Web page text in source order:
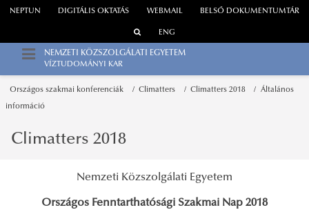
WEBMAIL
NEPTUN DIGITÁLIS OKTATÁS BELSŐ DOKUMENTUMTÁR
ENG
NEMZETI KÖZSZOLGÁLATI EGYETEM
VÍZTUDOMÁNYI KAR
Országos szakmai konferenciák Climatters Climatters 2018 Általános
információ
Climatters 2018
Nemzeti Közszolgálati Egyetem
Országos Fenntarthatósági Szakmai Nap 2018